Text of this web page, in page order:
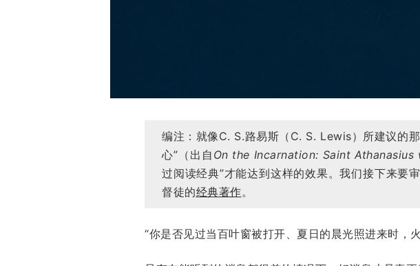
编注：就像C. S.路易斯（C. S. Lewis）所建议的
心”（出自 On the Incarnation: Saint
过阅读经典”才能达到这样的效果。我们接下来要
督徒的经典著作。
“你是否见过当百叶窗被打开、夏日的晨光照进来时，